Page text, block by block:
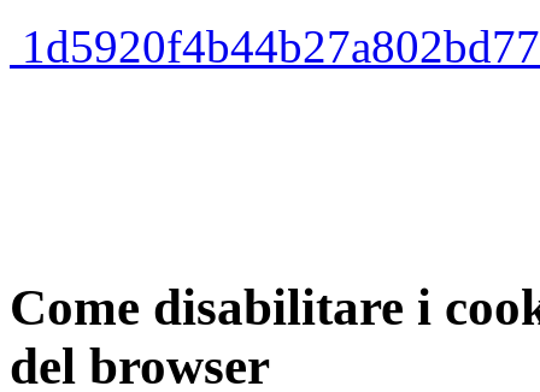
Come disabilitare i
del browser